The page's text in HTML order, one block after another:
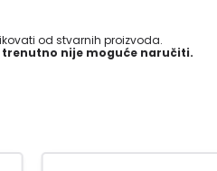
od stvarnih proizvoda.
nije moguće naručiti.